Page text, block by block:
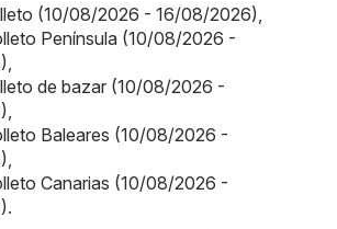
(10/08/2026 - 16/08/2026)
Península (10/08/2026 -
de bazar (10/08/2026 -
Baleares (10/08/2026 -
Canarias (10/08/2026 -
.